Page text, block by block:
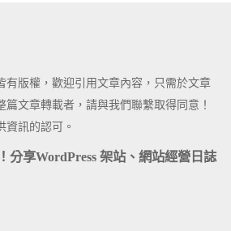
有版權，歡迎引用文章內容，只需於文章
篇文章轉載者，請與我們聯繫取得同意！
資訊的認可。
分享WordPress 架站、網站經營日誌